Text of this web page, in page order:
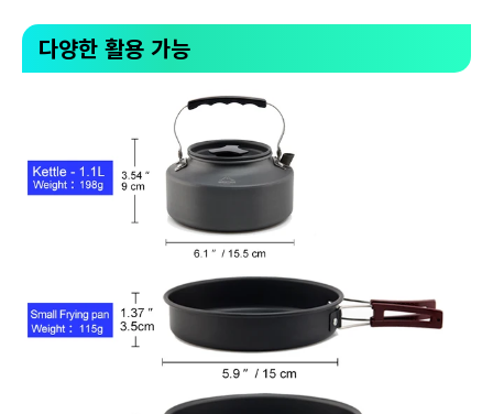
다양한 활용 가능